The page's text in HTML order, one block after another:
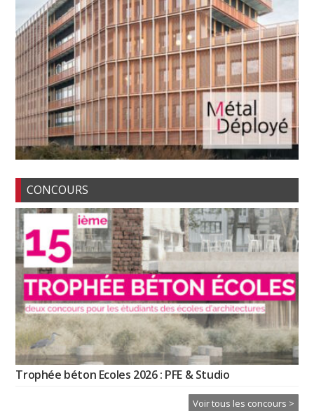
CONCOURS
Trophée béton Ecoles 2026 : PFE & Studio
Voir tous les concours >